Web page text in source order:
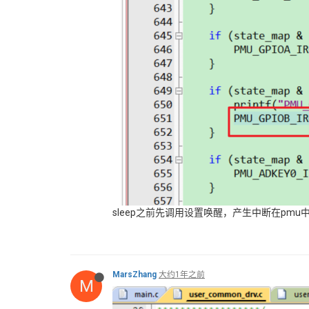
sleep之前先调用设置唤醒，产生中断在pmu
M
MarsZhang 大约1年之前